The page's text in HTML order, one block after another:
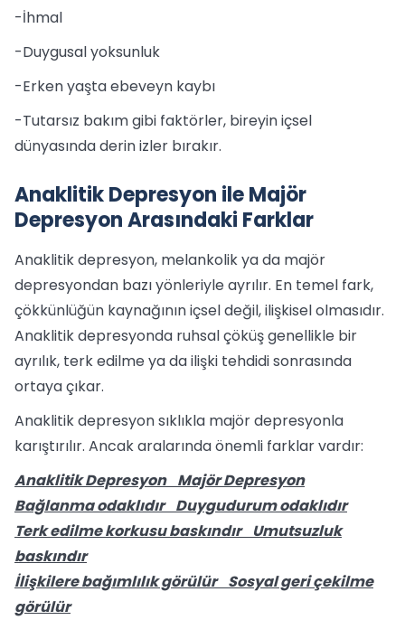
-İhmal
-Duygusal yoksunluk
-Erken yaşta ebeveyn kaybı
-Tutarsız bakım gibi faktörler, bireyin içsel
dünyasında derin izler bırakır.
Anaklitik Depresyon ile Majör
Depresyon Arasındaki Farklar
Anaklitik depresyon, melankolik ya da majör
depresyondan bazı yönleriyle ayrılır. En temel fark,
çökkünlüğün kaynağının içsel değil, ilişkisel olmasıdır.
Anaklitik depresyonda ruhsal çöküş genellikle bir
ayrılık, terk edilme ya da ilişki tehdidi sonrasında
ortaya çıkar.
Anaklitik depresyon sıklıkla majör depresyonla
karıştırılır. Ancak aralarında önemli farklar vardır:
Anaklitik Depresyon Majör Depresyon
Bağlanma odaklıdır Duygudurum odaklıdır
Terk edilme korkusu baskındır Umutsuzluk
baskındır
İlişkilere bağımlılık görülür Sosyal geri çekilme
görülür